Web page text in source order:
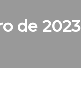
de 2023